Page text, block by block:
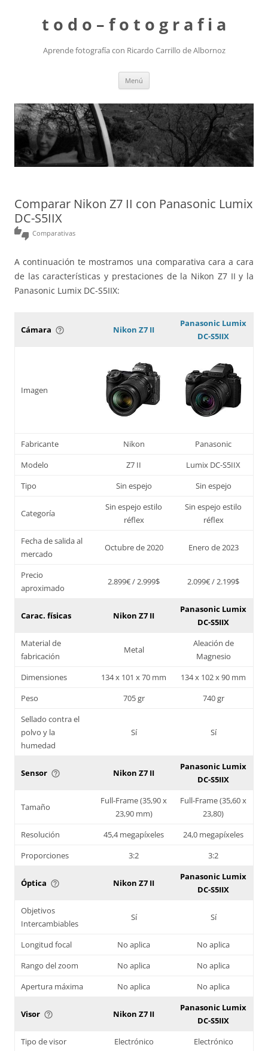
t o d o – f o t o g r a f i a
Aprende fotografía con Ricardo Carrillo de Albornoz
Menú
Comparar Nikon Z7 II con Panasonic Lumix
DC-S5IIX
thumbs_up_down Comparativas
A continuación te mostramos una comparativa cara a cara
de las características y prestaciones de la Nikon Z7 II y la
Panasonic Lumix DC-S5IIX:
Cámara help_outline Nikon Z7 II
Panasonic Lumix
DC-S5IIX
Imagen
Fabricante Nikon
Panasonic
Modelo
Z7 II
Lumix DC-S5IIX
Tipo
Sin espejo Sin espejo
Categoría
Sin espejo estilo
réflex
Sin espejo estilo
réflex
Fecha de salida al
mercado
Octubre de 2020 Enero de 2023
Precio
aproximado
2.899€ / 2.999$ 2.099€ / 2.199$
Carac. físicas Nikon Z7 II
Panasonic Lumix
DC-S5IIX
Material de
fabricación
Metal
Aleación de
Magnesio
Dimensiones
134 x 101 x 70 mm
134 x 102 x 90 mm
Peso
705 gr
740 gr
Sellado contra el
polvo y la
humedad
Sí Sí
Sensor help_outline Nikon Z7 II
Panasonic Lumix
DC-S5IIX
Tamaño
Full-Frame (35,90 x
23,90 mm)
Full-Frame (35,60 x
23,80)
Resolución
45,4 megapíxeles
24,0 megapíxeles
Proporciones
3:2 3:2
Óptica help_outline Nikon Z7 II
Panasonic Lumix
DC-S5IIX
Objetivos
Intercambiables
Sí Sí
Longitud focal No aplica
No aplica
Rango del zoom
No aplica
No aplica
Apertura máxima
No aplica No aplica
Visor help_outline Nikon Z7 II
Panasonic Lumix
DC-S5IIX
Tipo de visor
Electrónico
Electrónico